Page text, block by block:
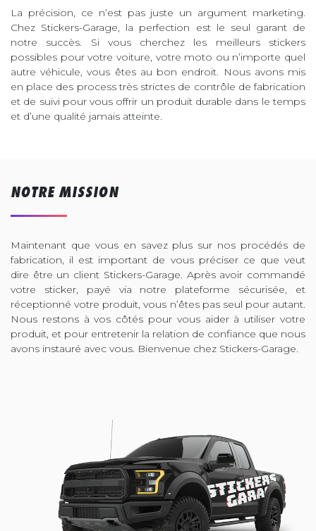
La précision, ce n’est pas juste un argument marketing.
Chez Stickers-Garage, la perfection est le seul garant de
notre succès. Si vous cherchez les meilleurs stickers
possibles pour votre voiture, votre moto ou n’importe quel
autre véhicule, vous êtes au bon endroit. Nous avons mis
en place des process très strictes de contrôle de fabrication
et de suivi pour vous offrir un produit durable dans le temps
et d’une qualité jamais atteinte.
NOTRE MISSION
Maintenant que vous en savez plus sur nos procédés de
fabrication, il est important de vous préciser ce que veut
dire être un client Stickers-Garage. Après avoir commandé
votre sticker, payé via notre plateforme sécurisée, et
réceptionné votre produit, vous n’êtes pas seul pour autant.
Nous restons à vos côtés pour vous aider à utiliser votre
produit, et pour entretenir la relation de confiance que nous
avons instauré avec vous. Bienvenue chez Stickers-Garage.